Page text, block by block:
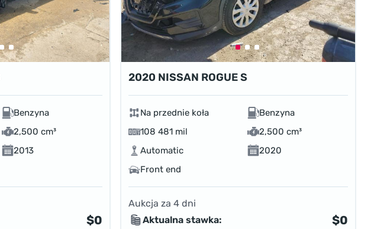
Benzyna
2,500 cm³
2013
$0
2020 NISSAN ROGUE S
Na przednie koła
Benzyna
108 481 mil
2,500 cm³
Automatic
2020
Front end
Aukcja za 4dni
Aktualna stawka:
$0